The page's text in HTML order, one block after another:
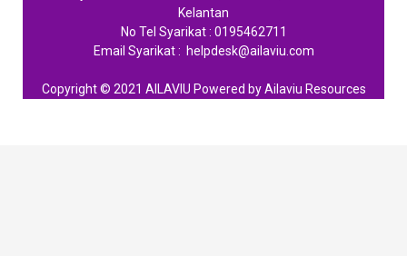
Kelantan
No Tel Syarikat : 0195462711
Email Syarikat : helpdesk@ailaviu.com
Copyright © 2021 AILAVIU Powered by Ailaviu Resources